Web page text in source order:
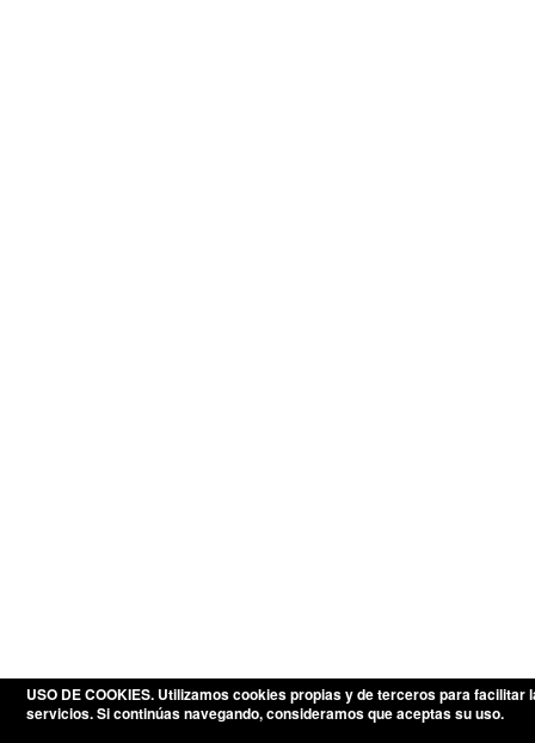
USO DE COOKIES. Utilizamos cookies propias y de terceros para facilitar
servicios. Si continúas navegando, consideramos que aceptas su uso.